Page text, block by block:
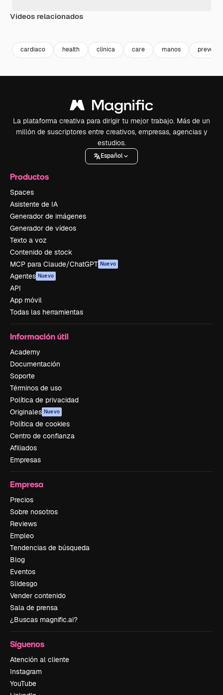
Vídeos relacionados
cardiaco health clinica care manos
La plataforma creativa para dirigir tu mejor trabajo. Más de un
millón de suscriptores entre creativos, empresas, agencias y
estudios.
Español
Productos
Spaces
Asistente de IA
Generador de imágenes
Generador de vídeos
Texto a voz
Contenido de stock
MCP para Claude/ChatGPT Nuevo
Agentes Nuevo
API
App móvil
Todas las herramientas
Información útil
Academy
Documentación
Soporte
Términos de uso
Política de privacidad
Originales Nuevo
Política de cookies
Centro de confianza
Afiliados
Empresas
Empresa
Precios
Sobre nosotros
Reviews
Empleo
Tendencias de búsqueda
Blog
Eventos
Slidesgo
Vender contenido
Sala de prensa
¿Buscas magnific.ai?
Síguenos
Atención al cliente
Instagram
YouTube